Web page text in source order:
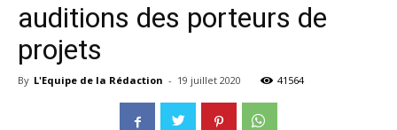
auditions des porteurs de
projets
By L'Equipe de la Rédaction - 19 juillet 2020 41564